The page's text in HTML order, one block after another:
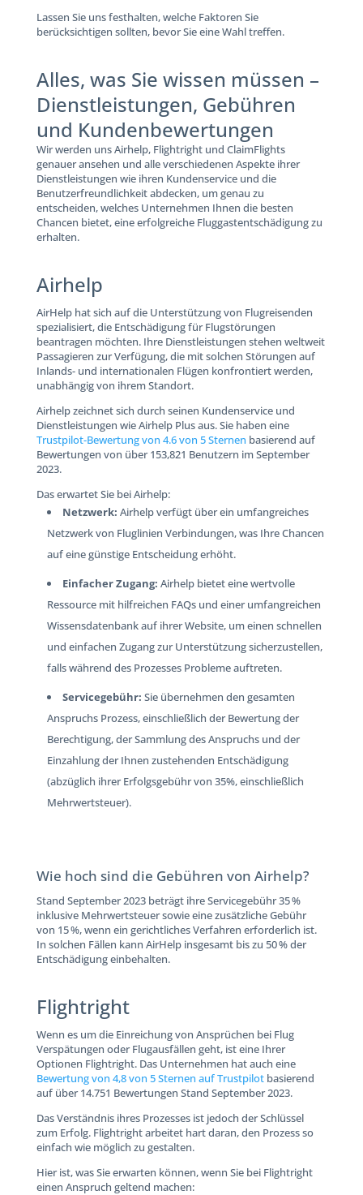
Lassen Sie uns festhalten, welche Faktoren Sie
berücksichtigen sollten, bevor Sie eine Wahl treffen.
Alles, was Sie wissen müssen –
Dienstleistungen, Gebühren
und Kundenbewertungen
Wir werden uns Airhelp, Flightright und ClaimFlights
genauer ansehen und alle verschiedenen Aspekte ihrer
Dienstleistungen wie ihren Kundenservice und die
Benutzerfreundlichkeit abdecken, um genau zu
entscheiden, welches Unternehmen Ihnen die besten
Chancen bietet, eine erfolgreiche Fluggastentschädigung zu
erhalten.
Airhelp
AirHelp hat sich auf die Unterstützung von Flugreisenden
spezialisiert, die Entschädigung für Flugstörungen
beantragen möchten. Ihre Dienstleistungen stehen weltweit
Passagieren zur Verfügung, die mit solchen Störungen auf
Inlands- und internationalen Flügen konfrontiert werden,
unabhängig von ihrem Standort.
Airhelp zeichnet sich durch seinen Kundenservice und
Dienstleistungen wie Airhelp Plus aus. Sie haben eine
Trustpilot-Bewertung von 4.6 von 5 Sternen basierend auf
Bewertungen von über 153,821 Benutzern im September
2023.
Das erwartet Sie bei Airhelp:
Netzwerk: Airhelp verfügt über ein umfangreiches
Netzwerk von Fluglinien Verbindungen, was Ihre Chancen
auf eine günstige Entscheidung erhöht.
Einfacher Zugang: Airhelp bietet eine wertvolle
Ressource mit hilfreichen FAQs und einer umfangreichen
Wissensdatenbank auf ihrer Website, um einen schnellen
und einfachen Zugang zur Unterstützung sicherzustellen,
falls während des Prozesses Probleme auftreten.
Servicegebühr: Sie übernehmen den gesamten
Anspruchs Prozess, einschließlich der Bewertung der
Berechtigung, der Sammlung des Anspruchs und der
Einzahlung der Ihnen zustehenden Entschädigung
(abzüglich ihrer Erfolgsgebühr von 35%, einschließlich
Mehrwertsteuer).
Wie hoch sind die Gebühren von Airhelp?
Stand September 2023 beträgt ihre Servicegebühr 35 %
inklusive Mehrwertsteuer sowie eine zusätzliche Gebühr
von 15 %, wenn ein gerichtliches Verfahren erforderlich ist.
In solchen Fällen kann AirHelp insgesamt bis zu 50 % der
Entschädigung einbehalten.
Flightright
Wenn es um die Einreichung von Ansprüchen bei Flug
Verspätungen oder Flugausfällen geht, ist eine Ihrer
Optionen Flightright. Das Unternehmen hat auch eine
Bewertung von 4,8 von 5 Sternen auf Trustpilotbasierend
auf über 14.751 Bewertungen Stand September 2023.
Das Verständnis ihres Prozesses ist jedoch der Schlüssel
zum Erfolg. Flightright arbeitet hart daran, den Prozess so
einfach wie möglich zu gestalten.
Hier ist, was Sie erwarten können, wenn Sie bei Flightright
einen Anspruch geltend machen: